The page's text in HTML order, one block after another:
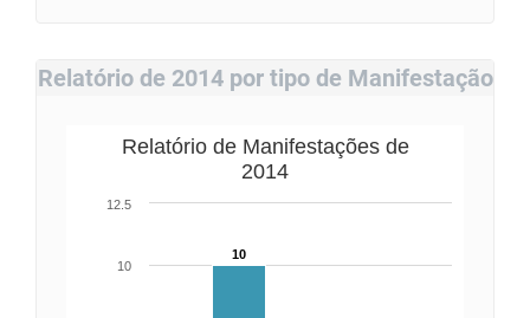
Relatório de 2014 por tipo de Manifestação
Relatório de Manifestações de
2014
10
10
12.5